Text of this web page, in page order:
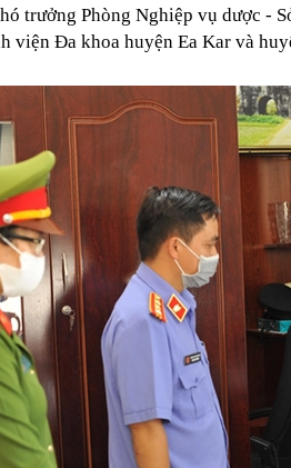
trưởng Phòng Nghiệp vụ dược -
viện Đa khoa huyện Ea Kar và